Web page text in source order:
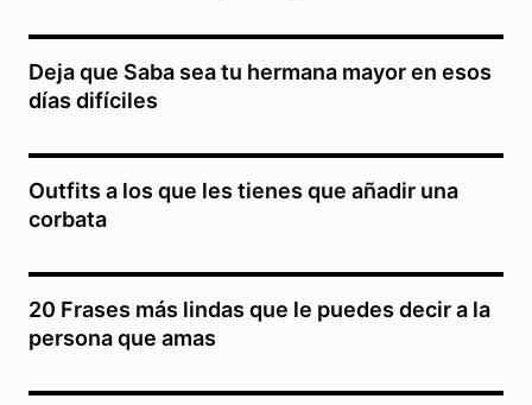
Deja que Saba sea tu hermana mayor en esos
días difíciles
Outfits a los que les tienes que añadir una
corbata
20 Frases más lindas que le puedes decir a la
persona que amas